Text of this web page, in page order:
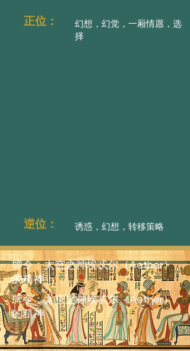
正位：
幻想，幻觉，一厢情愿，选
择
逆位： 诱惑，幻想，转移策略
牌令：太空之神埃忒尔（Aether）
的精神
牌令：太空之神埃忒尔（Aether）
的精神